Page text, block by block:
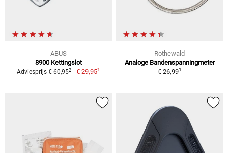
ABUS
8900 Kettingslot
Adviesprijs € 60,952 € 29,951
Rothewald
Analoge Bandenspanningmeter
€ 26,991